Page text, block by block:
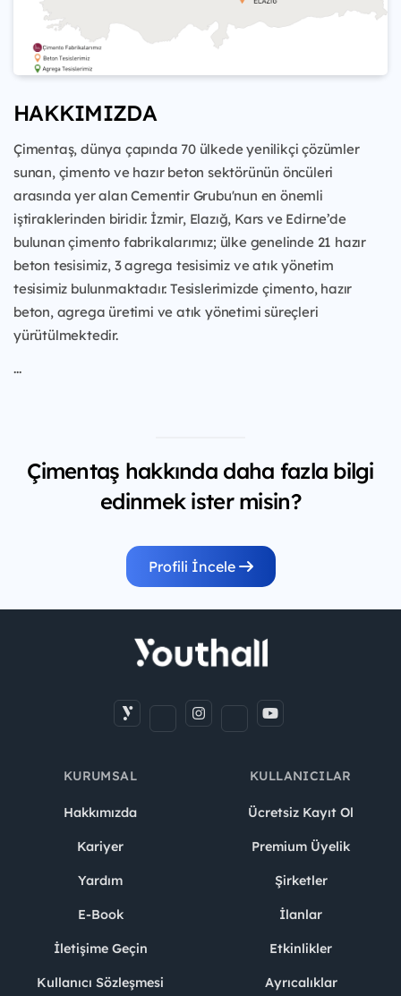
HAKKIMIZDA
Çimentaş, dünya çapında 70 ülkede yenilikçi çözümler
sunan, çimento ve hazır beton sektörünün öncüleri
arasında yer alan Cementir Grubu'nun en önemli
iştiraklerinden biridir. İzmir, Elazığ, Kars ve Edirne’de
bulunan çimento fabrikalarımız; ülke genelinde 21 hazır
beton tesisimiz, 3 agrega tesisimiz ve atık yönetim
tesisimiz bulunmaktadır. Tesislerimizde çimento, hazır
beton, agrega üretimi ve atık yönetimi süreçleri
yürütülmektedir.
...
Çimentaş hakkında daha fazla bilgi
edinmek ister misin?
Profili İncele
KURUMSAL
Hakkımızda
Kariyer
Yardım
E-Book
İletişime Geçin
Kullanıcı Sözleşmesi
KULLANICILAR
Ücretsiz Kayıt Ol
Premium Üyelik
Şirketler
İlanlar
Etkinlikler
Ayrıcalıklar